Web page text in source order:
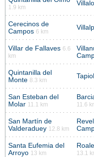
1.9 km
Cerecinos de
Campos 6 km
Villar de Fallaves 6.6
km
Quintanilla del
Monte 8.3 km
San Esteban del
Molar 11.1 km 11.6
San Martín de
Valderaduey 12.8 km
Santa Eufemia del
Arroyo 13 km 13.1